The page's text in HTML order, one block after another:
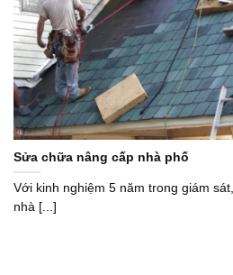
Sửa chữa nâng cấp nhà phố
Với kinh nghiệm 5 năm trong giám
nhà [...]